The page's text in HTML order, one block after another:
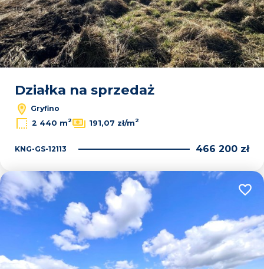
Działka na sprzedaż
Gryfino
2 440 m2 191,07 zł/m2
KNG-GS-12113 466 200 zł